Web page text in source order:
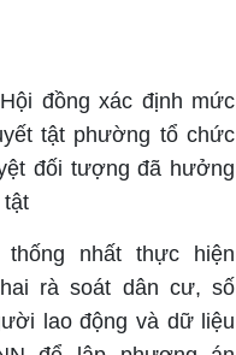
đồng xác định mức
tật phường tổ chức
đối tượng đã hưởng
tật
nhất thực hiện
rà soát dân cư, số
lao động và dữ liệu